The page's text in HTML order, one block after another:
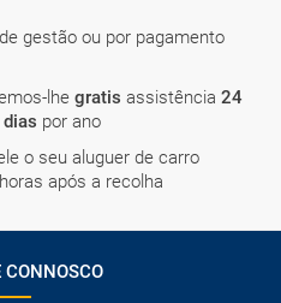
gestão ou por pagamento
lhe gratis assistência 24
por ano
o seu aluguer de carro
após a recolha
CONNOSCO